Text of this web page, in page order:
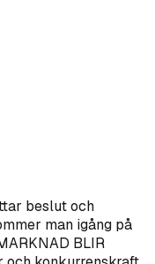
beslut och
man igång på
BLIR